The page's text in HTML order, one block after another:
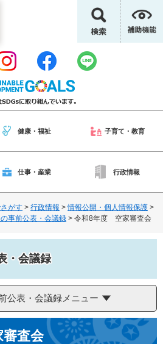
健康・福祉 子育て・教育
仕事・産業 行政情報
がす > 行政情報 >情報公開・個人情報保護 >
事前公表・会議録 > 令和8年度 空家審査会
・会議録
公表・会議録メニュー
査会